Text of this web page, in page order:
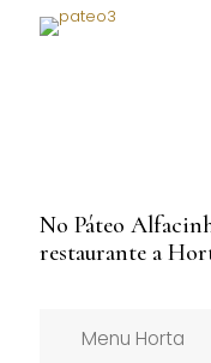
No Páteo
restaurante a
Menu Horta